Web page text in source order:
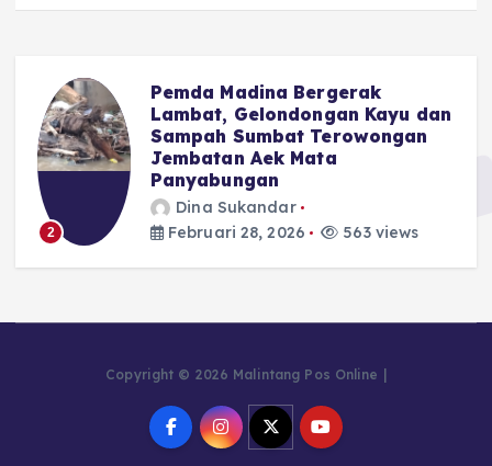
2
Pemda Madina Bergerak
Lambat, Gelondongan Kayu dan
Sampah Sumbat Terowongan
Jembatan Aek Mata
Panyabungan
Dina Sukandar
Februari 28, 2026
563 views
Copyright © 2026 Malintang Pos Online |